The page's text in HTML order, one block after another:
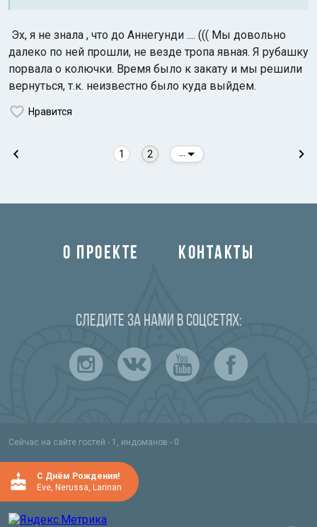
Эх, я не знала , что до Аннегунди .... ((( Мы довольно
далеко по ней прошли, не везде тропа явная. Я рубашку
порвала о колючки. Время было к закату и мы решили
вернуться, т.к. неизвестно было куда выйдем.
Нравится
1 2
О ПРОЕКТЕ КОНТАКТЫ
Следите за нами в соцсетях:
Сейчас на сайте гостей - 1, индоманов - 0
C Днём Рождения!
Eve, Nerussa, Larinan